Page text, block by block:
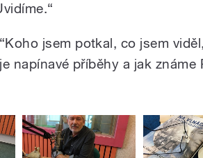
jsem potkal, co jsem
napínavé příběhy a jak známe